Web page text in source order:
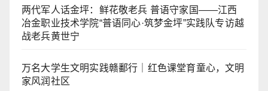
两代军人话金坪：鲜花敬老兵 普语守家国——江西
冶金职业技术学院“普语同心·筑梦金坪”实践队专访越
战老兵黄世宁
万名大学生文明实践赣鄱行｜红色课堂育童心，文明
家风润社区